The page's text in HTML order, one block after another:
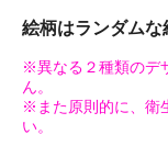
絵柄はランダム
※異なる２種類のデ
ん。
※また原則的に、衛
い。